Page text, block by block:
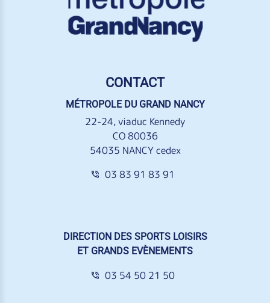
CONTACT
MÉTROPOLE DU GRAND NANCY
22-24, viaduc Kennedy
CO 80036
54035 NANCY cedex
03 83 91 83 91
DIRECTION DES SPORTS LOISIRS
ET GRANDS EVÈNEMENTS
03 54 50 21 50